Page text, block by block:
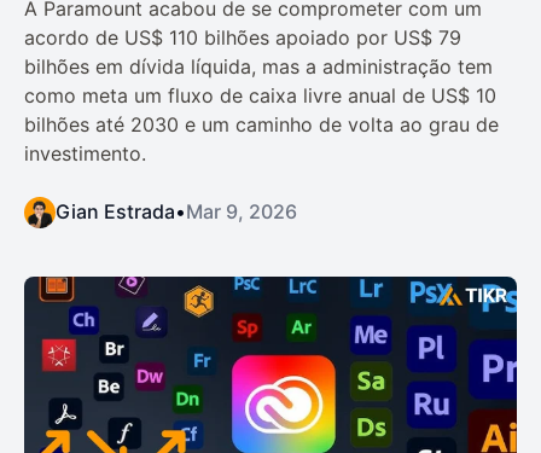
A Paramount acabou de se comprometer com um
acordo de US$ 110 bilhões apoiado por US$ 79
bilhões em dívida líquida, mas a administração tem
como meta um fluxo de caixa livre anual de US$ 10
bilhões até 2030 e um caminho de volta ao grau de
investimento.
Gian Estrada•Mar 9, 2026